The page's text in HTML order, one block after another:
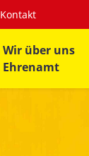
Kontakt
Wir über uns
Ehrenamt